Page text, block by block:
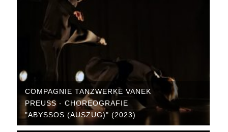
COMPAGNIE TANZWERKE VANEK
PREUSS - CHOREOGRAFIE "
ABYSSOS (AUSZUG)" (2023)